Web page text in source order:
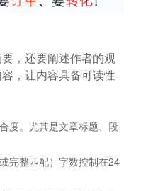
，还要阐述作者的观
，让内容具备可读性
度。尤其是文章标题、段
完整匹配）字数控制在24